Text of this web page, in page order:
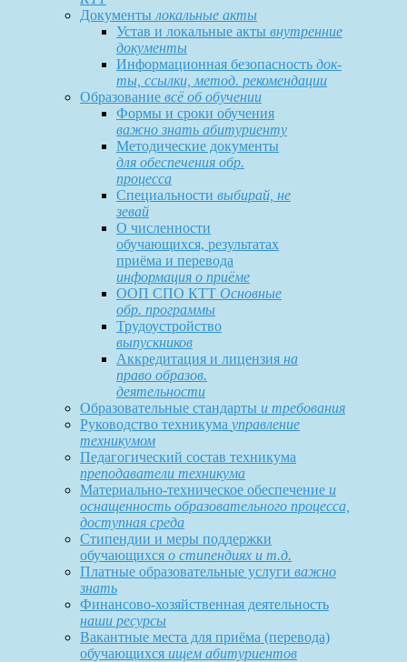
Документы локальные акты
Устав и локальные акты внутренние
документы
Информационная безопасность док-
ты, ссылки, метод. рекомендации
Образование всё об обучении
Формы и сроки обучения
важно знать абитуриенту
Методические документы
для обеспечения обр.
процесса
Специальности выбирай, не
зевай
О численности
обучающихся, результатах
приёма и перевода
информация о приёме
ООП СПО КТТ Основные
обр. программы
Трудоустройство
выпускников
Аккредитация и лицензия на
право образов.
деятельности
Образовательные стандарты и требования
Руководство техникума управление
техникумом
Педагогический состав техникума
преподаватели техникума
Материально-техническое обеспечение и
оснащенность образовательного процесса,
доступная среда
Стипендии и меры поддержки
обучающихся о стипендиях и т.д.
Платные образовательные услуги важно
знать
Финансово-хозяйственная деятельность
наши ресурсы
Вакантные места для приёма (перевода)
обучающихся ищем абитуриентов